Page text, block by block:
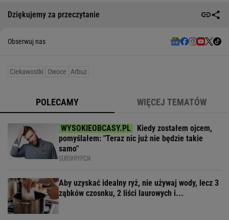
Dziękujemy za przeczytanie
Obserwuj nas
Ciekawostki Owoce Arbuz
POLECAMY WIĘCEJ TEMATÓW
Kiedy zostałem ojcem,
pomyślałem: "Teraz nic już nie będzie takie
samo"
SUBSKRYPCJA
Aby uzyskać idealny ryż, nie używaj wody, lecz 3
ząbków czosnku, 2 liści laurowych i...